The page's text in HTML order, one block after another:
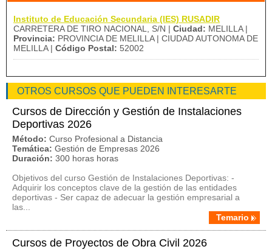
Instituto de Educación Secundaria (IES) RUSADIR
CARRETERA DE TIRO NACIONAL, S/N | Ciudad: MELILLA |
Provincia: PROVINCIA DE MELILLA | CIUDAD AUTONOMA DE
MELILLA | Código Postal: 52002
OTROS CURSOS QUE PUEDEN INTERESARTE
Cursos de Dirección y Gestión de Instalaciones
Deportivas 2026
Método: Curso Profesional a Distancia
Temática: Gestión de Empresas 2026
Duración: 300 horas horas
Objetivos del curso Gestión de Instalaciones Deportivas: -
Adquirir los conceptos clave de la gestión de las entidades
deportivas - Ser capaz de adecuar la gestión empresarial a
las...
Temario
Cursos de Proyectos de Obra Civil 2026